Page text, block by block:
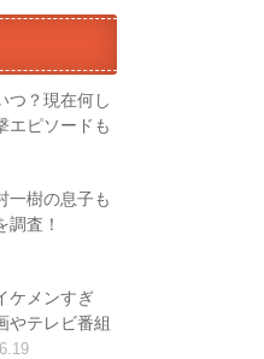
つ？現在何し
エピソードも
一樹の息子も
調査！
ケメンすぎ
やテレビ番組